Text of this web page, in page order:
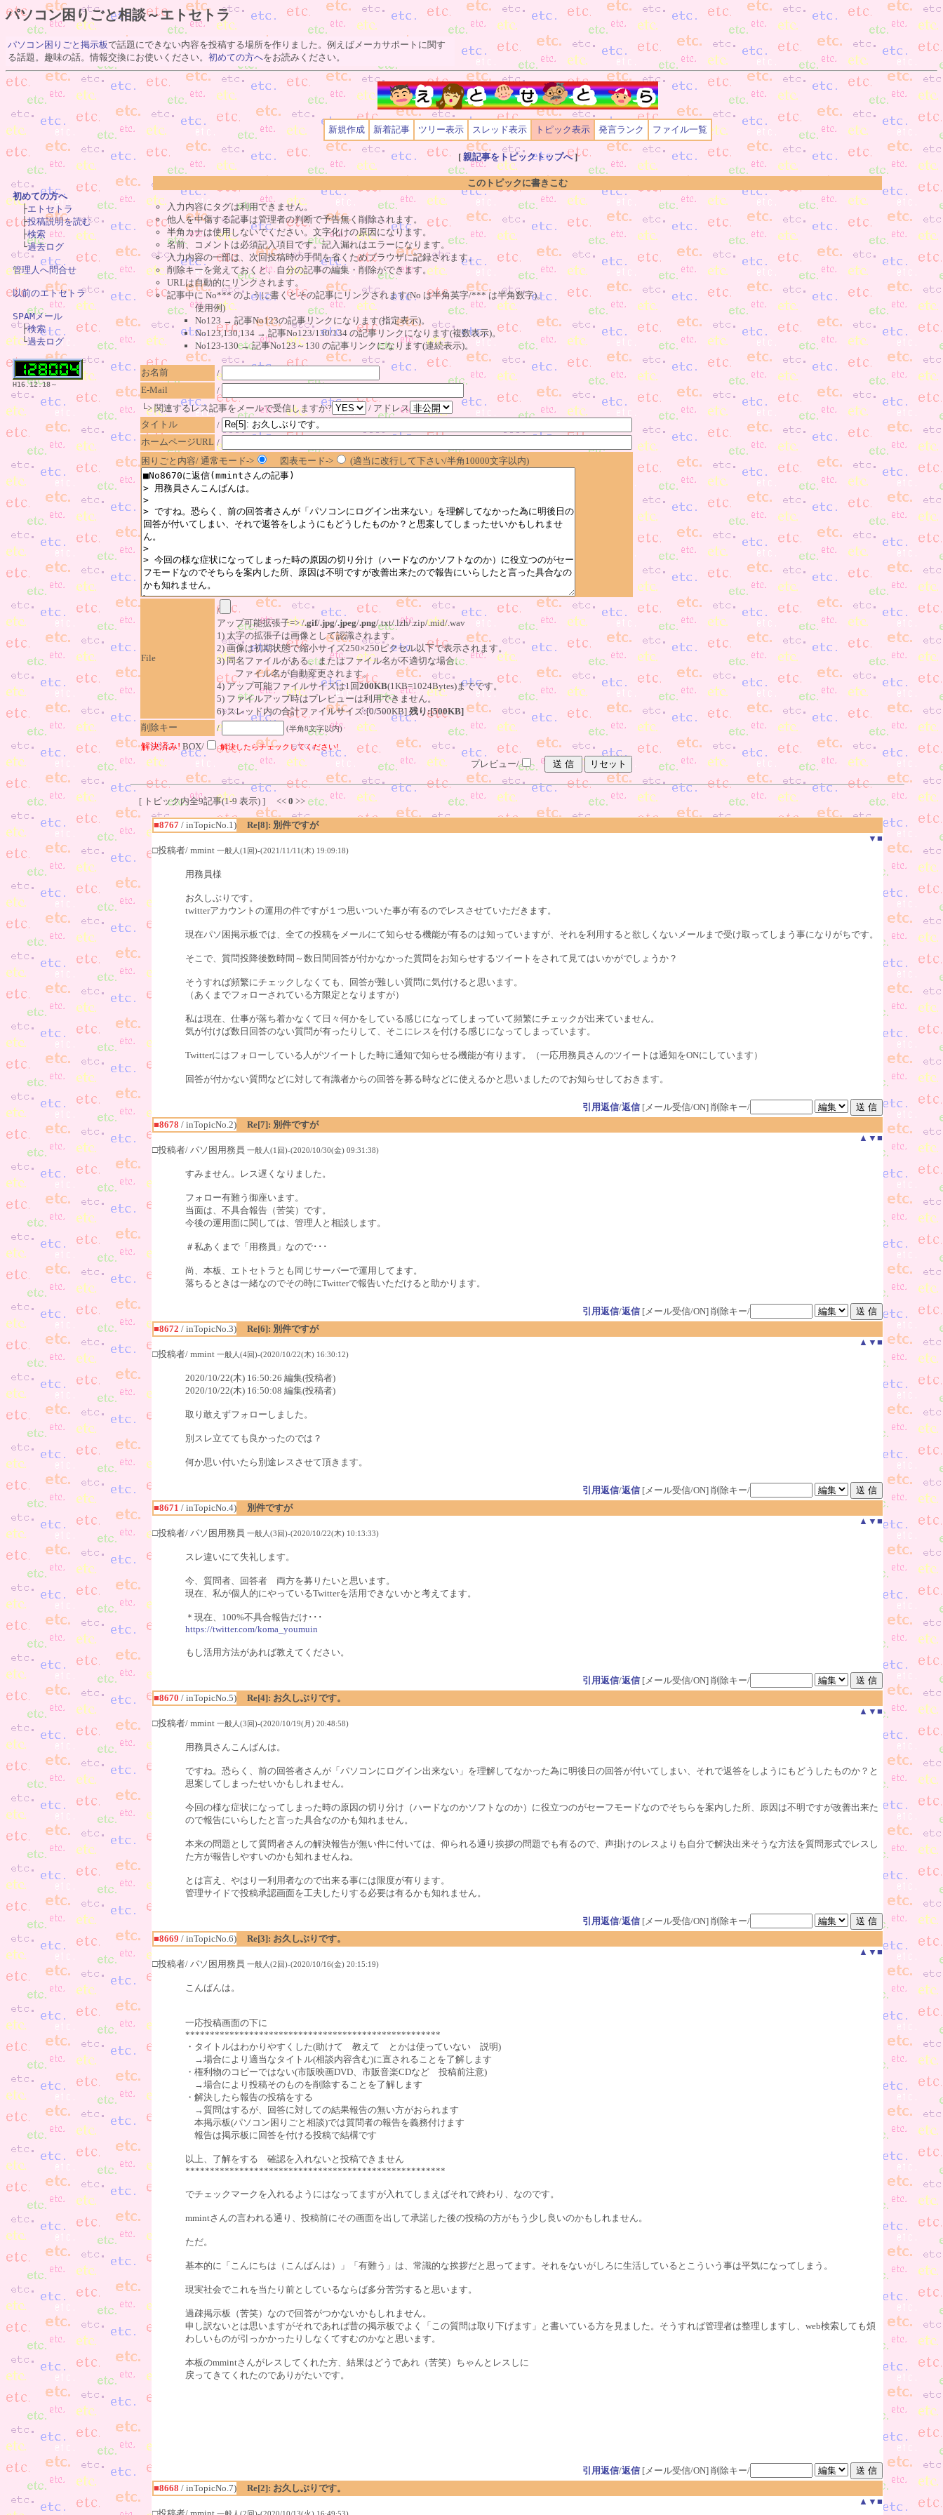
パソコン困りごと相談～エトセトラ
パソコン困りごと掲示板で話題にできない内容を投稿する場所を作りました。例えばメーカサポートに関す
る話題。趣味の話。情報交換にお使いください。 初めての方へをお読みください。
新規作成 新着記事 ツリー表示 スレッド表示 トピック表示 発言ランク ファイル一覧
[ 親記事をトピックトップへ]
このトピックに書きこむ
入力内容にタグは利用できません。
他人を中傷する記事は管理者の判断で予告無く削除されます。
半角カナは使用しないでください。文字化けの原因になります。
名前、コメントは必須記入項目です。記入漏れはエラーになります。
入力内容の一部は、次回投稿時の手間を省くためブラウザに記録されます。
削除キーを覚えておくと、自分の記事の編集・削除ができます。
URLは自動的にリンクされます。
記事中に No*** のように書くとその記事にリンクされます(No は半角英字/*** は半角数字)。
使用例)
No123 → 記事No123の記事リンクになります(指定表示)。
No123,130,134 → 記事No123/130/134 の記事リンクになります(複数表示)。
No123-130 → 記事No123～130 の記事リンクになります(連続表示)。
お名前
/
E-Mail
/
└> 関連するレス記事をメールで受信しますか?
/ アドレス
タイトル
/
ホームページURL /
困りごと内容/ 通常モード->
図表モード-> (適当に改行して下さい/半角10000文字以内)
File
/
アップ可能拡張子=> /.gif/.jpg/.jpeg/.png/.txt/.lzh/.zip/.mid/.wav
1) 太字の拡張子は画像として認識されます。
2) 画像は初期状態で縮小サイズ250×250ピクセル以下で表示されます。
3) 同名ファイルがある、またはファイル名が不適切な場合、
ファイル名が自動変更されます。
4) アップ可能ファイルサイズは1回200KB(1KB=1024Bytes)までです。
5) ファイルアップ時はプレビューは利用できません。
6) スレッド内の合計ファイルサイズ:[0/500KB] 残り:[500KB]
削除キー
/ (半角8文字以内)
解決済み! BOX/ 解決したらチェックしてください!
プレビュー/
[ トピック内全9記事(1-9 表示) ] << 0 >>
■8767 / inTopicNo.1)
Re[8]: 別件ですが
▼ ■
□投稿者/ mmint 一般人(1回)-(2021/11/11(木) 19:09:18)
用務員様
お久しぶりです。
twitterアカウントの運用の件ですが１つ思いついた事が有るのでレスさせていただきます。
現在パソ困掲示板では、全ての投稿をメールにて知らせる機能が有るのは知っていますが、それを利用すると欲しくないメールまで受け取ってしまう事になりがちです。
そこで、質問投降後数時間～数日間回答が付かなかった質問をお知らせするツイートをされて見てはいかがでしょうか？
そうすれば頻繁にチェックしなくても、回答が難しい質問に気付けると思います。
（あくまでフォローされている方限定となりますが）
私は現在、仕事が落ち着かなくて日々何かをしている感じになってしまっていて頻繁にチェックが出来ていません。
気が付けば数日回答のない質問が有ったりして、そこにレスを付ける感じになってしまっています。
Twitterにはフォローしている人がツイートした時に通知で知らせる機能が有ります。（一応用務員さんのツイートは通知をONにしています）
回答が付かない質問などに対して有識者からの回答を募る時などに使えるかと思いましたのでお知らせしておきます。
引用返信/返信 [メール受信/ON] 削除キー/
■8678 / inTopicNo.2)
Re[7]: 別件ですが
▲ ▼ ■
□投稿者/ パソ困用務員 一般人(1回)-(2020/10/30(金) 09:31:38)
すみません。レス遅くなりました。
フォロー有難う御座います。
当面は、不具合報告（苦笑）です。
今後の運用面に関しては、管理人と相談します。
＃私あくまで「用務員」なので･･･
尚、本板、エトセトラとも同じサーバーで運用してます。
落ちるときは一緒なのでその時にTwitterで報告いただけると助かります。
引用返信/返信 [メール受信/ON] 削除キー/
■8672 / inTopicNo.3)
Re[6]: 別件ですが
▲ ▼ ■
□投稿者/ mmint 一般人(4回)-(2020/10/22(木) 16:30:12)
2020/10/22(木) 16:50:26 編集(投稿者)
2020/10/22(木) 16:50:08 編集(投稿者)
取り敢えずフォローしました。
別スレ立てても良かったのでは？
何か思い付いたら別途レスさせて頂きます。
引用返信/返信 [メール受信/ON] 削除キー/
■8671 / inTopicNo.4)
別件ですが
▲ ▼ ■
□投稿者/ パソ困用務員 一般人(3回)-(2020/10/22(木) 10:13:33)
スレ違いにて失礼します。
今、質問者、回答者 両方を募りたいと思います。
現在、私が個人的にやっているTwitterを活用できないかと考えてます。
＊現在、100%不具合報告だけ･･･
https://twitter.com/koma_youmuin
もし活用方法があれば教えてください。
引用返信/返信 [メール受信/ON] 削除キー/
■8670 / inTopicNo.5)
Re[4]: お久しぶりです。
▲ ▼ ■
□投稿者/ mmint 一般人(3回)-(2020/10/19(月) 20:48:58)
用務員さんこんばんは。
ですね。恐らく、前の回答者さんが「パソコンにログイン出来ない」を理解してなかった為に明後日の回答が付いてしまい、それで返答をしようにもどうしたものか？と
思案してしまったせいかもしれません。
今回の様な症状になってしまった時の原因の切り分け（ハードなのかソフトなのか）に役立つのがセーフモードなのでそちらを案内した所、原因は不明ですが改善出来た
ので報告にいらしたと言った具合なのかも知れません。
本来の問題として質問者さんの解決報告が無い件に付いては、仰られる通り挨拶の問題でも有るので、声掛けのレスよりも自分で解決出来そうな方法を質問形式でレスし
た方が報告しやすいのかも知れませんね。
とは言え、やはり一利用者なので出来る事には限度が有ります。
管理サイドで投稿承認画面を工夫したりする必要は有るかも知れません。
引用返信/返信 [メール受信/ON] 削除キー/
■8669 / inTopicNo.6)
Re[3]: お久しぶりです。
▲ ▼ ■
□投稿者/ パソ困用務員 一般人(2回)-(2020/10/16(金) 20:15:19)
こんばんは。
一応投稿画面の下に
****************************************************
・タイトルはわかりやすくした(助けて 教えて とかは使っていない 説明)
→場合により適当なタイトル(相談内容含む)に直されることを了解します
・権利物のコピーではない(市販映画DVD、市販音楽CDなど 投稿前注意)
→場合により投稿そのものを削除することを了解します
・解決したら報告の投稿をする
→質問はするが、回答に対しての結果報告の無い方がおられます
本掲示板(パソコン困りごと相談)では質問者の報告を義務付けます
報告は掲示板に回答を付ける投稿で結構です
以上、了解をする 確認を入れないと投稿できません
*****************************************************
でチェックマークを入れるようにはなってますが入れてしまえばそれで終わり、なのです。
mmintさんの言われる通り、投稿前にその画面を出して承諾した後の投稿の方がもう少し良いのかもしれません。
ただ。
基本的に「こんにちは（こんばんは）」「有難う」は、常識的な挨拶だと思ってます。それをないがしろに生活しているとこういう事は平気になってしまう。
現実社会でこれを当たり前としているならば多分苦労すると思います。
過疎掲示板（苦笑）なので回答がつかないかもしれません。
申し訳ないとは思いますがそれであれば昔の掲示板でよく「この質問は取り下げます」と書いている方を見ました。そうすれば管理者は整理しますし、web検索しても煩
わしいものが引っかかったりしなくてすむのかなと思います。
本板のmmintさんがレスしてくれた方、結果はどうであれ（苦笑）ちゃんとレスしに
戻ってきてくれたのでありがたいです。
引用返信/返信 [メール受信/ON] 削除キー/
■8668 / inTopicNo.7)
Re[2]: お久しぶりです。
▲ ▼ ■
初めての方へ
├エトセトラ
├投稿説明を読む
├検索
└過去ログ
管理人へ問合せ
以前のエトセトラ
SPAMメール
├検索
└過去ログ
H16.12.18～